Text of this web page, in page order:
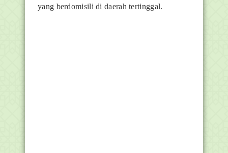
yang berdomisili di daerah tertinggal.